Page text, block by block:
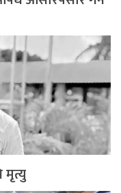
मृत्यु